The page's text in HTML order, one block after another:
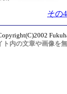
その
ト内の文章や画像を